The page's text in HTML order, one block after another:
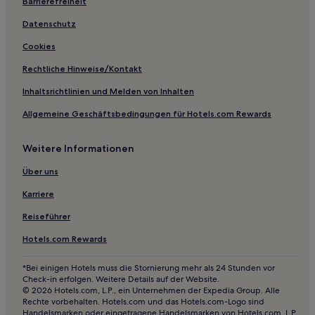
Hotels nahe Platz der Republik
Hotels nahe Schloss Tivoli
Hotels nahe Bahnhof Ljubljana
Hotels nahe Plečnik-Pyramide
Hotels nahe Stadtgalerie
Pevno Hotels
Hotels nahe Gruberpalast
Hotels nahe Tivoli Herrenhaus
Hotels nahe Fluss Ljubljanica Kanal
Datenschutz
Cookies
Rechtliche Hinweise/Kontakt
Inhaltsrichtlinien und Melden von Inhalten
Allgemeine Geschäftsbedingungen für Hotels.com Rewards
Weitere Informationen
Über uns
Karriere
Reiseführer
Hotels.com Rewards
*Bei einigen Hotels muss die Stornierung mehr als 24 Stunden vor
Check-in erfolgen. Weitere Details auf der Website.
© 2026 Hotels.com, L.P., ein Unternehmen der Expedia Group. Alle
Rechte vorbehalten. Hotels.com und das Hotels.com-Logo sind
Handelsmarken oder eingetragene Handelsmarken von Hotels.com, L.P.